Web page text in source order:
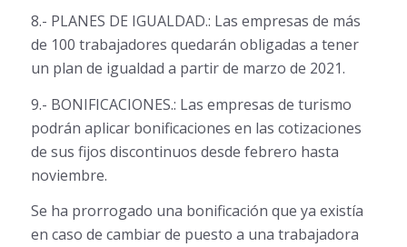
8.- PLANES DE IGUALDAD.: Las empresas de más
de 100 trabajadores quedarán obligadas a tener
un plan de igualdad a partir de marzo de 2021.
9.- BONIFICACIONES.: Las empresas de turismo
podrán aplicar bonificaciones en las cotizaciones
de sus fijos discontinuos desde febrero hasta
noviembre.
Se ha prorrogado una bonificación que ya existía
en caso de cambiar de puesto a una trabajadora